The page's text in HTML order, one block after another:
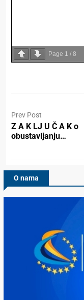
Page 1 / 8
Prev Post
Z A K LJ U Č A K o
obustavljanju…
O nama